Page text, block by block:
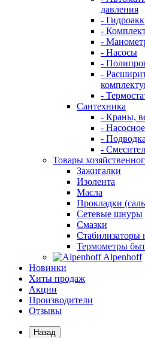
давления
-
-
-
- Насосы
-
-
-
Сантехника
- Краны,
-
-
-
Товары
Зажигалки
Изолента
Масла
Прокладки
Сетевые шнуры
Смазки
Стабилизаторы
Термометры
Alpenhoff
Новинки
Хиты продаж
Акции
Производители
Отзывы
Назад